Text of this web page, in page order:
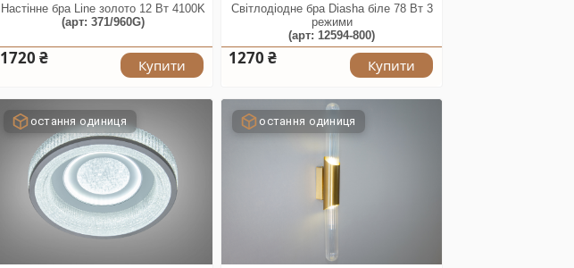
Настінне бра Line золото 12 Вт 4100K
(арт: 371/960G)
1720 ₴ Купити
Світлодіодне бра Diasha біле 78 Вт 3
режими
(арт: 12594-800)
1270 ₴ Купити
остання одиниця остання одиниця